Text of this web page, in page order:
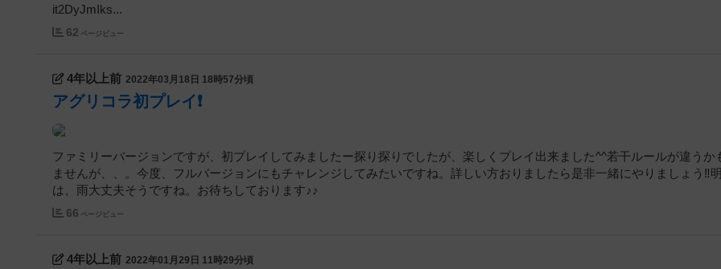
it2DyJmIks...
62 ページビュー
4年以上前 2022年03月18日 18時57分頃
アグリコラ初プレイ❗️
ファミリーバージョンですが、初プレイしてみましたー探り探りでしたが、楽しくプレイ出来ました^^若干ルールが違うか
ませんが、、。今度、フルバージョンにもチャレンジしてみたいですね。詳しい方おりましたら是非一緒にやりましょう‼️
は、雨大丈夫そうですね。お待ちしております♪♪
66 ページビュー
4年以上前 2022年01月29日 11時29分頃